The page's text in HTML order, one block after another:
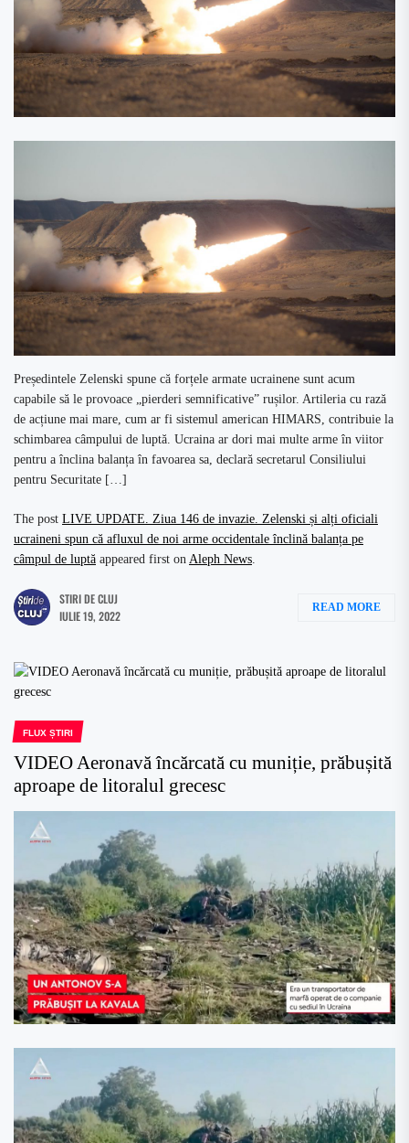
Președintele Zelenski spune că forțele armate ucrainene sunt acum
capabile să le provoace „pierderi semnificative” rușilor. Artileria cu rază
de acțiune mai mare, cum ar fi sistemul american HIMARS, contribuie la
schimbarea câmpului de luptă. Ucraina ar dori mai multe arme în viitor
pentru a înclina balanța în favoarea sa, declară secretarul Consiliului
pentru Securitate […]
The post LIVE UPDATE. Ziua 146 de invazie. Zelenski și alți oficiali
ucraineni spun că afluxul de noi arme occidentale înclină balanța pe
câmpul de luptă appeared first on Aleph News.
STIRI DE CLUJ
IULIE 19, 2022
READ MORE
FLUX ȘTIRI
VIDEO Aeronavă încărcată cu muniție, prăbușită
aproape de litoralul grecesc